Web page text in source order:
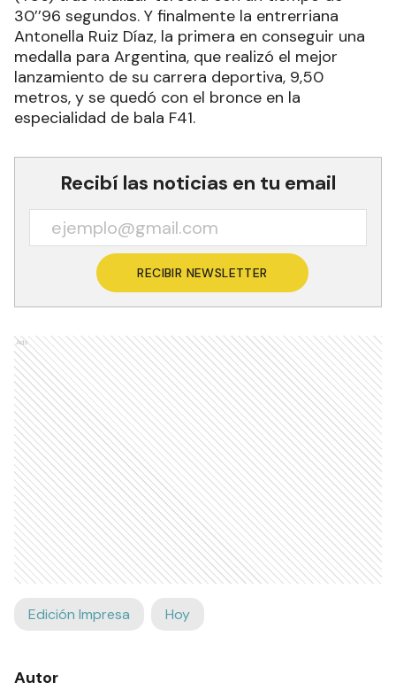
30’’96 segundos. Y finalmente la entrerriana
Antonella Ruiz Díaz, la primera en conseguir una
medalla para Argentina, que realizó el mejor
lanzamiento de su carrera deportiva, 9,50
metros, y se quedó con el bronce en la
especialidad de bala F41.
Recibí las noticias en tu email
RECIBIR NEWSLETTER
Ads
Edición Impresa Hoy
Autor